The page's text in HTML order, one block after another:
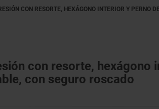
CON RESORTE, HEXÁGONO INTERIOR Y PERNO
con resorte, hexágono
con seguro roscado